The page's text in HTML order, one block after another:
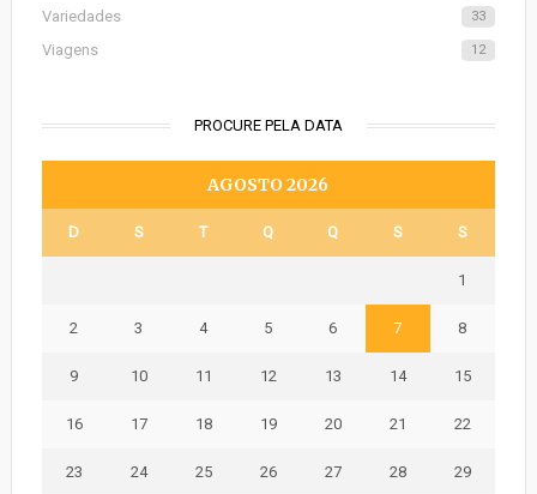
Variedades 33
Viagens 12
PROCURE PELA DATA
AGOSTO 2026
D S T Q Q S S
1
2 3 4 5 6 7 8
9 10 11 12 13 14 15
16 17 18 19 20 21 22
23 24 25 26 27 28 29